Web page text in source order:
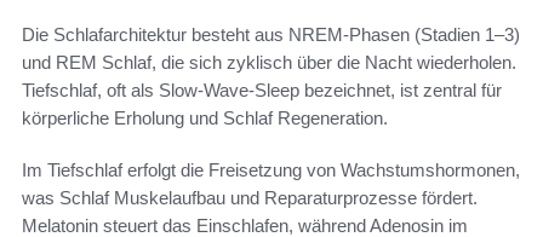
Die Schlafarchitektur besteht aus NREM-Phasen (Stadien 1–3)
und REM Schlaf, die sich zyklisch über die Nacht wiederholen.
Tiefschlaf, oft als Slow-Wave-Sleep bezeichnet, ist zentral für
körperliche Erholung und Schlaf Regeneration.
Im Tiefschlaf erfolgt die Freisetzung von Wachstumshormonen,
was Schlaf Muskelaufbau und Reparaturprozesse fördert.
Melatonin steuert das Einschlafen, während Adenosin im